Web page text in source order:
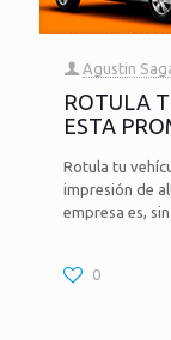
Agustin
ROTULA
ESTA
Rotula tu
impresión de
empresa es,
0